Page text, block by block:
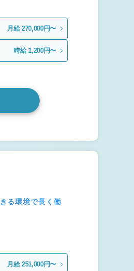
月給 270,000円〜
時給 1,200円〜
る環境で長く働
月給 251,000円〜